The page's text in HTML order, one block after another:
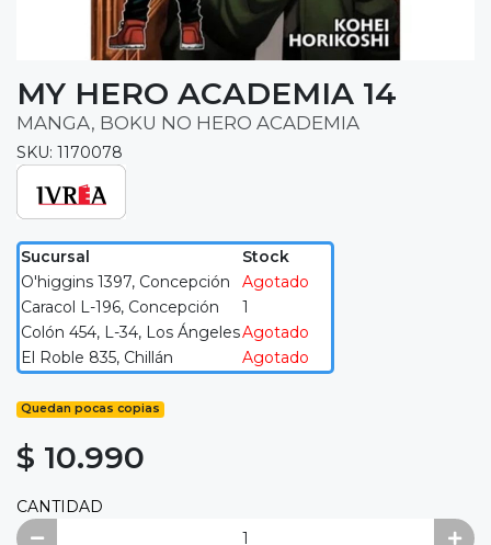
MY HERO ACADEMIA 14
MANGA, BOKU NO HERO ACADEMIA
SKU: 1170078
Sucursal
Stock
O'higgins 1397, Concepción
Agotado
Caracol L-196, Concepción
1
Colón 454, L-34, Los ÁngelesAgotado
El Roble 835, Chillán
Agotado
Quedan pocas copias
$ 10.990
CANTIDAD